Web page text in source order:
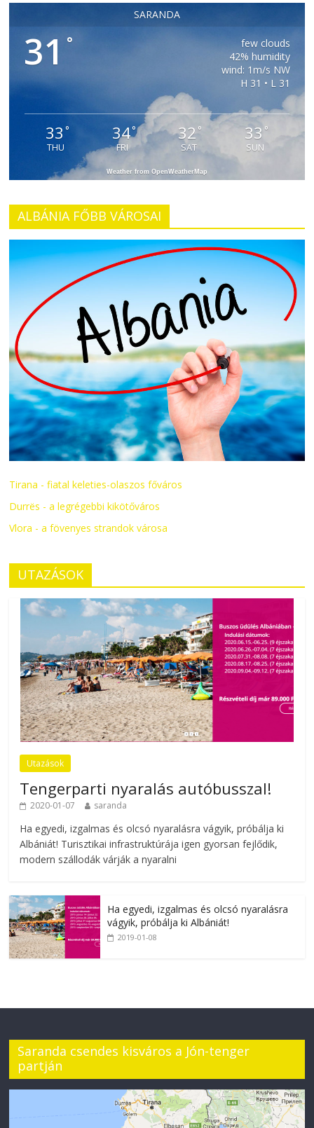
SARANDA
31 °
few clouds
42% humidity
wind: 1m/s NW
H 31 • L 31
33 °
THU
34°
FRI
32 °
SAT
33 °
SUN
Weather from OpenWeatherMap
ALBÁNIA FŐBB VÁROSAI
Tirana - fiatal keleties-olaszos főváros
Durrës - a legrégebbi kikötőváros
Vlora - a fövenyes strandok városa
UTAZÁSOK
Utazások
Tengerparti nyaralás autóbusszal!
2020-01-07 saranda
Ha egyedi, izgalmas és olcsó nyaralásra vágyik, próbálja ki
Albániát! Turisztikai infrastruktúrája igen gyorsan fejlődik,
modern szállodák várják a nyaralni
Ha egyedi, izgalmas és olcsó nyaralásra
vágyik, próbálja ki Albániát!
2019-01-08
Saranda csendes kisváros a Jón-tenger
partján